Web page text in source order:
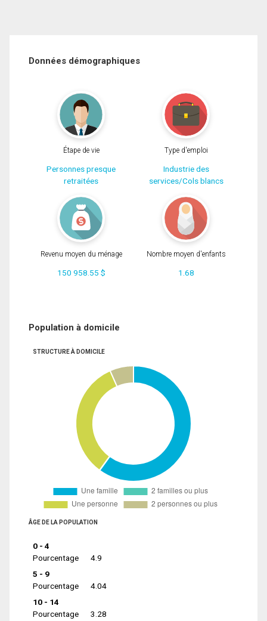
Données démographiques
Étape de vie
Personnes presque
retraitées
Type d'emploi
Industrie des
services/Cols blancs
Revenu moyen du ménage
150 958.55 $
Nombre moyen d'enfants
1.68
Population à domicile
STRUCTURE À DOMICILE
ÂGE DE LA POPULATION
0 - 4
Pourcentage
4.9
5 - 9
Pourcentage
4.04
10 - 14
Pourcentage
3.28